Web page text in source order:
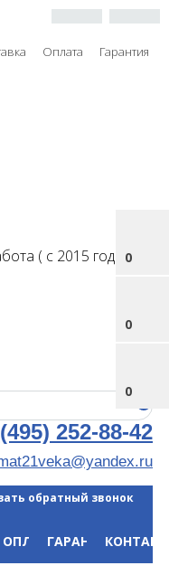
Оплата
Гарантия
0
0
0
( с 2015 года )
252-88-42
обратный звонок
ОПЛАТАГАРАНТИЯ